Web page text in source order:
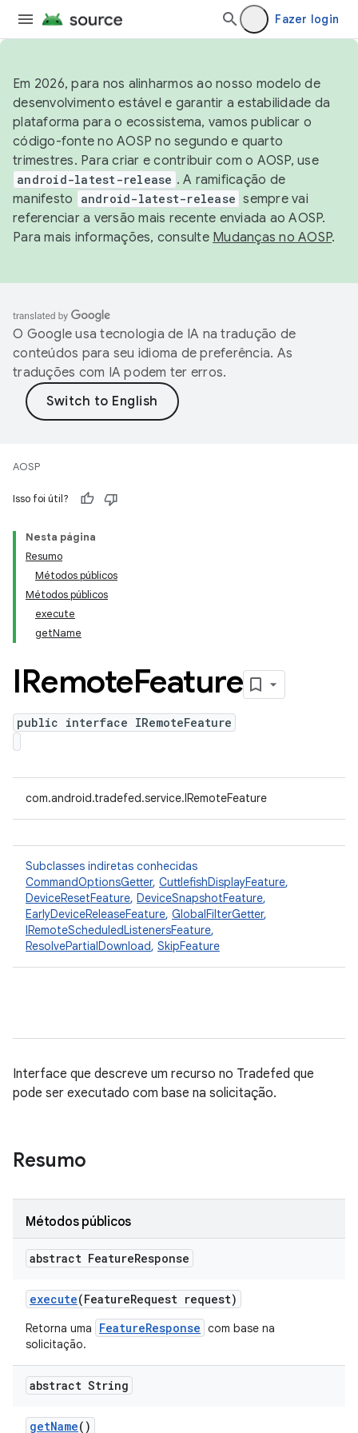
Fazer login
Em 2026, para nos alinharmos ao nosso modelo de
desenvolvimento estável e garantir a estabilidade da
plataforma para o ecossistema, vamos publicar o
código-fonte no AOSP no segundo e quarto
trimestres. Para criar e contribuir com o AOSP, use
android-latest-release . A ramificação de
manifesto
android-latest-release sempre vai
referenciar a versão mais recente enviada ao AOSP.
Para mais informações, consulte Mudanças no AOSP.
O Google usa tecnologia de IA na tradução de
conteúdos para seu idioma de preferência. As
traduções com IA podem ter erros.
AOSP
Isso foi útil?
Nesta página
Resumo
Métodos públicos
Métodos públicos
execute
getName
IRemoteFeature
public interface IRemoteFeature
com.android.tradefed.service.IRemoteFeature
Subclasses indiretas conhecidas
CommandOptionsGetter, CuttlefishDisplayFeature,
DeviceResetFeature, DeviceSnapshotFeature,
EarlyDeviceReleaseFeature, GlobalFilterGetter,
IRemoteScheduledListenersFeature,
ResolvePartialDownload, SkipFeature
Interface que descreve um recurso no Tradefed que
pode ser executado com base na solicitação.
Resumo
Métodos públicos
abstract FeatureResponse
execute(FeatureRequest request)
Retorna uma FeatureResponse com base na
solicitação.
abstract String
getName()